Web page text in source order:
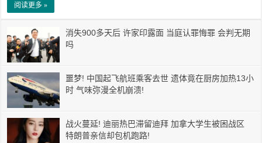
阅读更多 »
消失900多天后 许家印露面 当庭认罪悔罪 会判无期
吗
噩梦! 中国起飞航班乘客去世 遗体竟在厨房加热13小
时 气味弥漫全机崩溃!
战火蔓延! 迪丽热巴滞留迪拜 加拿大学生被困战区
特朗普亲信却包机跑路!